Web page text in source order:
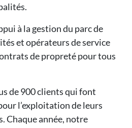
à la gestion du parc de
et opérateurs de service
de propreté pour tous
de 900 clients qui font
l’exploitation de leurs
Chaque année, notre